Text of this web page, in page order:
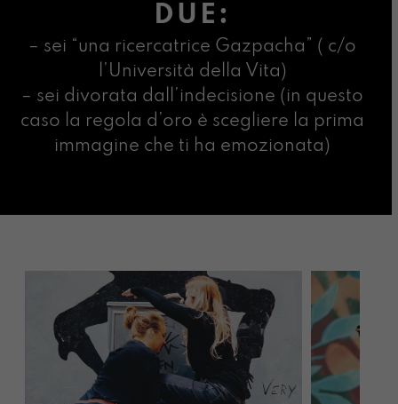
DUE:
– sei “una ricercatrice Gazpacha” ( c/o
l’Università della Vita)
– sei divorata dall’indecisione (in questo
caso la regola d’oro è scegliere la prima
immagine che ti ha emozionata)